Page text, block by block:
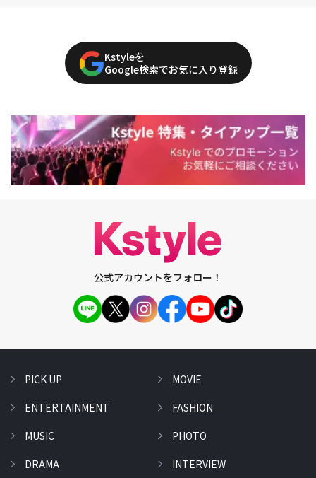
Kstyleを
Google検索でお気に入り登録
公式アカウントをフォロー！
PICK UP
ENTERTAINMENT
MUSIC
DRAMA
MOVIE
FASHION
PHOTO
INTERVIEW